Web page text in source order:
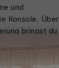
und
Konsole. Über
bringst du
deinen
mit.